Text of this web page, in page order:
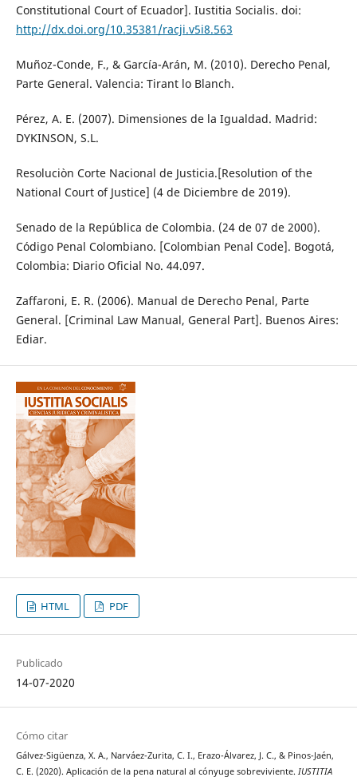
Constitutional Court of Ecuador]. Iustitia Socialis. doi:
http://dx.doi.org/10.35381/racji.v5i8.563
Muñoz-Conde, F., & García-Arán, M. (2010). Derecho Penal,
Parte General. Valencia: Tirant lo Blanch.
Pérez, A. E. (2007). Dimensiones de la Igualdad. Madrid:
DYKINSON, S.L.
Resoluciòn Corte Nacional de Justicia.[Resolution of the
National Court of Justice] (4 de Diciembre de 2019).
Senado de la República de Colombia. (24 de 07 de 2000).
Código Penal Colombiano. [Colombian Penal Code]. Bogotá,
Colombia: Diario Oficial No. 44.097.
Zaffaroni, E. R. (2006). Manual de Derecho Penal, Parte
General. [Criminal Law Manual, General Part]. Buenos Aires:
Ediar.
HTML PDF
Publicado
14-07-2020
Cómo citar
Gálvez-Sigüenza, X. A., Narváez-Zurita, C. I., Erazo-Álvarez, J. C., & Pinos-Jaén,
C. E. (2020). Aplicación de la pena natural al cónyuge sobreviviente. IUSTITIA